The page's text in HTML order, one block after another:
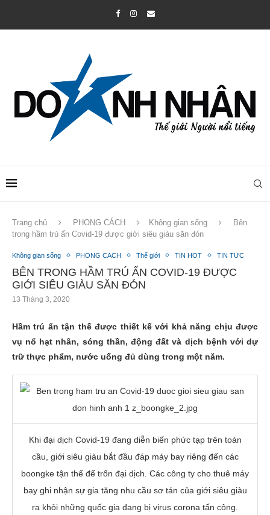
Trang chủ PHONG CÁCH Không gian sống
Bên
trong hầm trú ẩn Covid-19 được giới siêu giàu săn đón
Không gian sống PHONG CÁCH Thế giới TIN HOT TIN TỨC
BÊN TRONG HẦM TRÚ ẨN COVID-19 ĐƯỢC
GIỚI SIÊU GIÀU SĂN ĐÓN
13 Tháng 3, 2020
Hầm trú ẩn tận thế được thiết kế với khả năng chịu được
vụ nổ hạt nhân, sóng thần, động đất và dịch bệnh với dự
trữ thực phẩm, nước uống đủ dùng trong một năm.
Khi đại dịch Covid-19 đang diễn biến phức tạp trên toàn
cầu, giới siêu giàu bắt đầu đáp máy bay riêng đến các
boongke tận thế để trốn đại dịch. Các công ty cho thuê máy
bay ghi nhận sự gia tăng nhu cầu sơ tán của giới siêu giàu
ra khỏi những quốc gia đang bị virus corona tấn công.